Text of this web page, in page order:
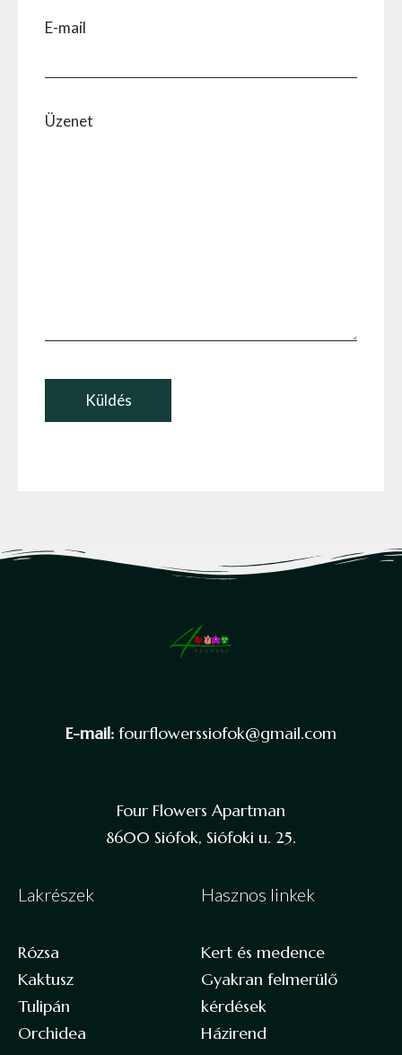
E-mail
Üzenet
E-mail: fourflowerssiofok@gmail.com
Four Flowers Apartman
8600 Siófok, Siófoki u. 25.
Lakrészek
Rózsa
Kaktusz
Tulipán
Orchidea
Hasznos linkek
Kert és medence
Gyakran felmerülő
kérdések
Házirend